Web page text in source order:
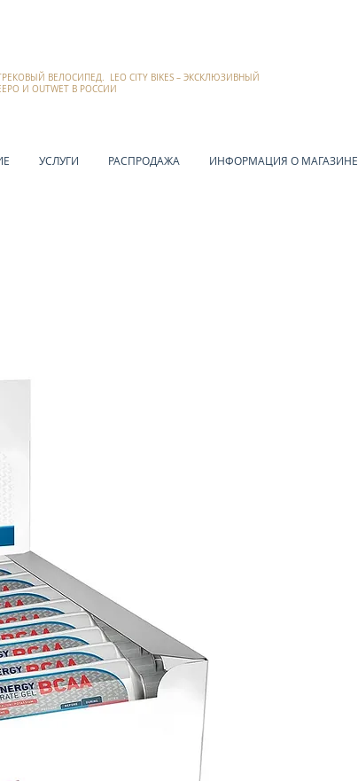
ВЕЛОСИПЕД. LEO CITY BIKES – ЭКСКЛЮЗИВНЫЙ
И OUTWET В РОССИИ
УСЛУГИ РАСПРОДАЖА ИНФОРМАЦИЯ О МАГАЗИНЕ